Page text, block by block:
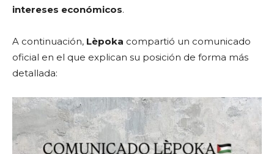
intereses económicos.
A continuación, Lèpoka compartió un comunicado
oficial en el que explican su posición de forma más
detallada: